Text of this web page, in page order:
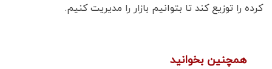
کرده را توزیع کند تا بتوانیم بازار را مدیریت کنیم.
همچنین بخوانید